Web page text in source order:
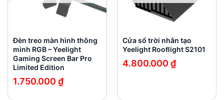
Đèn treo màn hình thông
minh RGB – Yeelight
Gaming Screen Bar Pro
Limited Edition
1.750.000 ₫
Cửa sổ trời nhân tạo
Yeelight Rooﬂight S2101
4.800.000 ₫